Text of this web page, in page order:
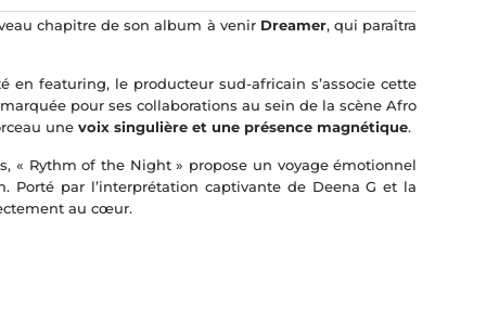
chapitre de son album à venir Dreamer, qui paraîtra
en featuring, le producteur sud-africain s’associe cette
pour ses collaborations au sein de la scène Afro
unevoix singulière et une présence magnétique.
« Rythm of the Night » propose un voyage émotionnel
par l’interprétation captivante de Deena G et la
au cœur.